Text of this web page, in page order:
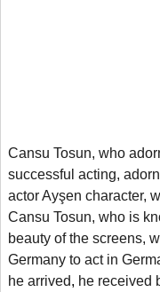
Cansu Tosun, who
successful acting,
actor Ayşen character,
Cansu Tosun, who is
beauty of the screens,
Germany to act in
he arrived, he received